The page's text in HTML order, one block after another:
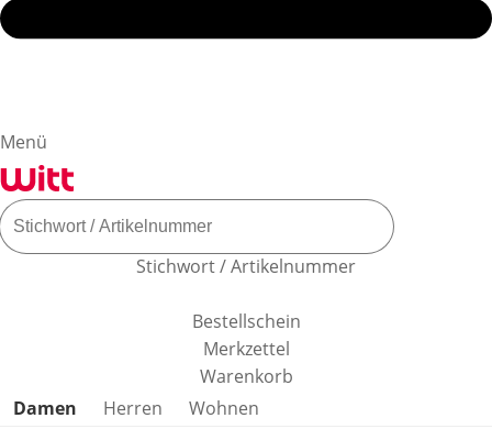
Menü
Stichwort / Artikelnummer
Bestellschein
Merkzettel
Warenkorb
Produktkategorien überspringen
Damen Herren
Wohnen